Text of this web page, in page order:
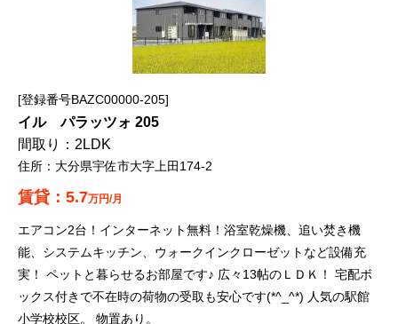
登録番号BAZC00000-205
イル パラッツォ 205
2LDK
大分県宇佐市大字上田174-2
5.7万円/月
エアコン2台！インターネット無料！浴室乾燥機、追い焚き機
能、システムキッチン、ウォークインクローゼットなど設備充
実！ ペットと暮らせるお部屋です♪ 広々13帖のＬＤＫ！ 宅配ボ
ックス付きで不在時の荷物の受取も安心です(*^_^*) 人気の駅館
小学校校区。 物置あり。